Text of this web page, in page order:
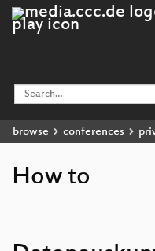
browse conferences
How to